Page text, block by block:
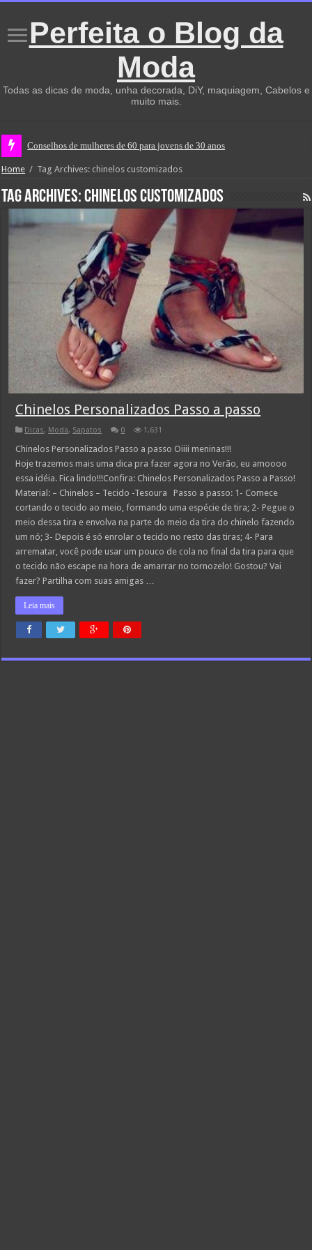
Perfeita o Blog da
Moda
Todas as dicas de moda, unha decorada, DiY, maquiagem, Cabelos e
muito mais.
Conselhos de mulheres de 60 para jovens de 30 anos
Home / Tag Archives: chinelos customizados
Tag Archives:chinelos customizados
Chinelos Personalizados Passo a passo
Dicas, Moda, Sapatos 0 1,631
Chinelos Personalizados Passo a passo Oiiii meninas!!!
Hoje trazemos mais uma dica pra fazer agora no Verão, eu amoooo
essa idéia. Fica lindo!!!Confira: Chinelos Personalizados Passo a Passo!
Material: – Chinelos – Tecido -Tesoura Passo a passo: 1- Comece
cortando o tecido ao meio, formando uma espécie de tira; 2- Pegue o
meio dessa tira e envolva na parte do meio da tira do chinelo fazendo
um nó; 3- Depois é só enrolar o tecido no resto das tiras; 4- Para
arrematar, você pode usar um pouco de cola no final da tira para que
o tecido não escape na hora de amarrar no tornozelo! Gostou? Vai
fazer? Partilha com suas amigas …
Leia mais